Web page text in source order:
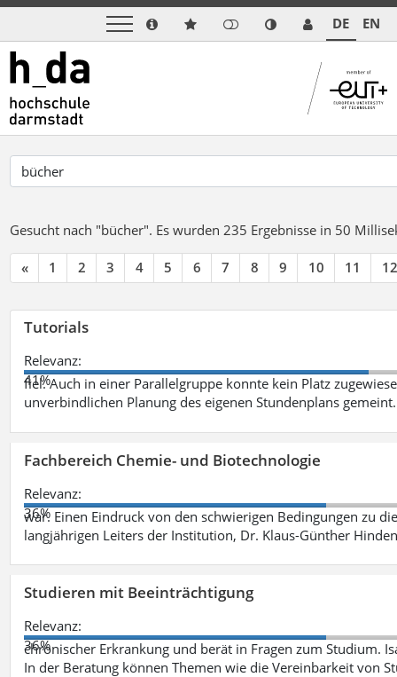
DE EN
Gesucht nach "bücher". Es wurden 235 Ergebnisse in 50
« 1 2 3 4 5 6 7 8 9 10 11 12
Tutorials
Relevanz:
41%
fiel. Auch in einer Parallelgruppe konnte kein Platz
unverbindlichen Planung des eigenen Stundenplans
Fachbereich Chemie- und Biotechnologie
Relevanz:
36%
war. Einen Eindruck von den schwierigen Bedingungen zu
langjährigen Leiters der Institution, Dr. Klaus-Günther
Studieren mit Beeinträchtigung
Relevanz:
36%
chronischer Erkrankung und berät in Fragen zum Studium.
In der Beratung können Themen wie die Vereinbarkeit von